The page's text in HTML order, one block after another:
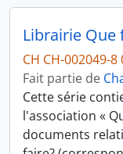
Librairie Que
CH CH-002049-8
Fait partie de
Cette série
l'association «
documents